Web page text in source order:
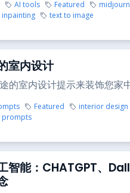
AI tools Featured
text to image
室内设计
的室内设计提示来装饰您家
Featured interior design
prompts
智能：CHATGPT、